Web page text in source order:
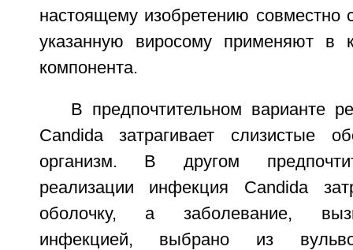
настоящему изобретению совместно
указанную виросому применяют в
компонента.
В предпочтительном варианте
Candida затрагивает слизистые
организм. В другом
реализации инфекция Candida
оболочку, а заболевание,
инфекцией, выбрано из